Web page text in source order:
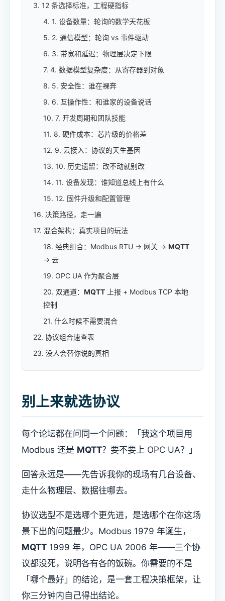
3. 12 条选择标准，工程硬指标
4. 1. 设备数量：轮询的数学天花板
5. 2. 通信模型：轮询 vs 事件驱动
6. 3. 带宽和延迟：物理层决定下限
7. 4. 数据模型复杂度：从寄存器到对象
8. 5. 安全性：谁在裸奔
9. 6. 互操作性：和谁家的设备说话
10. 7. 开发周期和团队技能
11. 8. 硬件成本：芯片级的价格差
12. 9. 云接入：协议的天生基因
13. 10. 历史遗留：改不动就别改
14. 11. 设备发现：谁知道总线上有什么
15. 12. 固件升级和配置管理
16. 决策路径，走一遍
17. 混合架构：真实项目的玩法
18. 经典组合：Modbus RTU → 网关 → MQTT
→ 云
19. OPC UA 作为聚合层
20. 双通道： MQTT 上报 + Modbus TCP 本地
控制
21. 什么时候不需要混合
22. 协议组合速查表
23. 没人会替你说的真相
别上来就选协议
每个论坛都在问同一个问题：「我这个项目用
Modbus 还是 MQTT？要不要上 OPC UA？」
回答永远是——先告诉我你的现场有几台设备、
走什么物理层、数据往哪去。
协议选型不是选哪个更先进，是选哪个在你这场
景下出的问题最少。Modbus 1979 年诞生，
MQTT 1999 年，OPC UA 2006 年——三个协
议都没死，说明各有各的饭碗。你需要的不是
「哪个最好」的结论，是一套工程决策框架，让
你三分钟内自己得出结论。